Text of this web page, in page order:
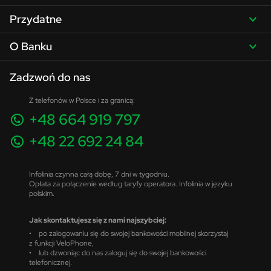
Przydatne
O Banku
Zadzwoń do nas
Z telefonów w Polsce i za granicą:
+48 664 919 797
+48 22 692 24 84
Infolinia czynna całą dobę, 7 dni w tygodniu.
Opłata za połączenie według taryfy operatora. Infolinia w języku
polskim.
Jak skontaktujesz się z nami najszybciej:
• po zalogowaniu się do swojej bankowości mobilnej skorzystaj
z funkcji VeloPhone,
• lub dzwoniąc do nas zaloguj się do swojej bankowości
telefonicznej.